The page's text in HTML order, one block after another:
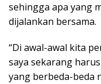
sehingga apa yang
dijalankan bersama.
“Di awal-awal kita
saya sekarang
yang berbeda-beda